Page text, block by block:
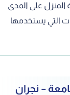
المنزل على المدى
التي يستخدمها
– نجران